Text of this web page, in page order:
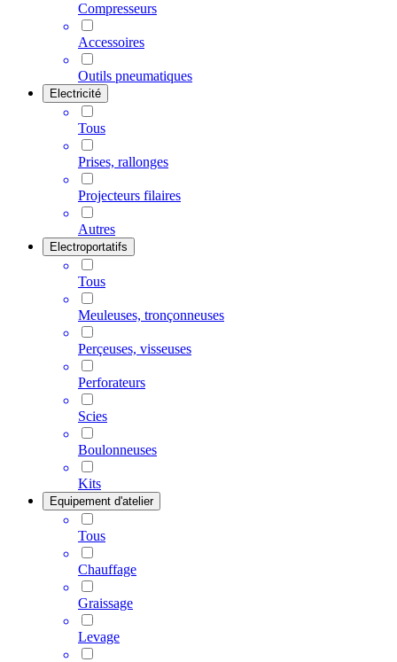
Compresseurs
Accessoires
Outils pneumatiques
Electricité
Tous
Prises, rallonges
Projecteurs filaires
Autres
Electroportatifs
Tous
Meuleuses, tronçonneuses
Perçeuses, visseuses
Perforateurs
Scies
Boulonneuses
Kits
Equipement d'atelier
Tous
Chauffage
Graissage
Levage